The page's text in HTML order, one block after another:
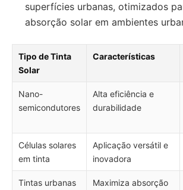
superfícies urbanas, otimizados
absorção solar em ambientes
Tipo de Tinta
Solar
Características
Nano-
semicondutores
Alta eficiência e
durabilidade
Células solares
em tinta
Aplicação versátil e
inovadora
Tintas urbanas
Maximiza absorção